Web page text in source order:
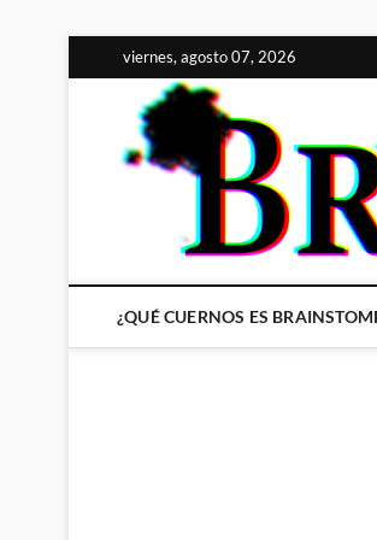
al
contenido
viernes, agosto 07, 2026
¿QUÉ CUERNOS ES